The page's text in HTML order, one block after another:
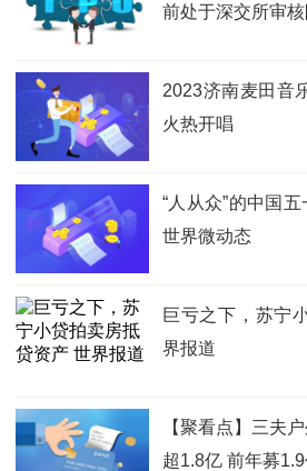
前处于深交所审
2023济南麦田音
火热开唱
“人从众”的中国
世界微动态
巨亏之下，苏宁
界报道
【聚看点】三夫
超1.8亿 前年募